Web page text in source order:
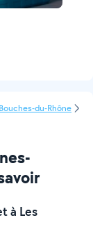
Bouches-du-Rhône
à Les